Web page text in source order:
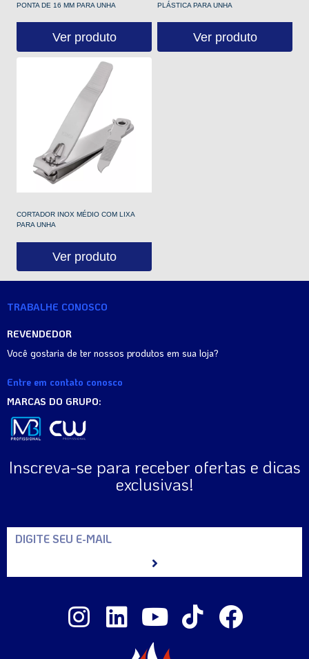
PONTA DE 16 MM PARA UNHA
Ver produto
PLÁSTICA PARA UNHA
Ver produto
CORTADOR INOX MÉDIO COM LIXA
PARA UNHA
Ver produto
TRABALHE CONOSCO
REVENDEDOR
Você gostaria de ter nossos produtos em sua loja?
Entre em contato conosco
MARCAS DO GRUPO:
Inscreva-se para receber ofertas e dicas
exclusivas!